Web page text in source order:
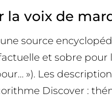
voix de
source
et sobre pour
»). Les
Discover :